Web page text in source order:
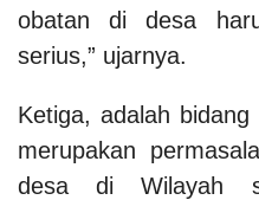
obatan di desa
serius,” ujarnya.
Ketiga, adalah
merupakan
desa di Wilayah